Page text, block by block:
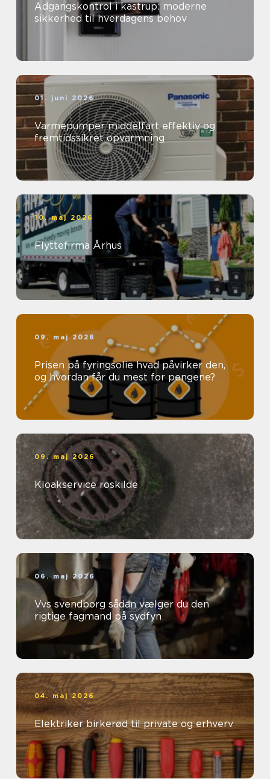
Adgangskontrol i kastrup: moderne
sikkerhed til hverdagens behov
01. juni 2026
Varmepumper middelfart effektiv og
fremtidssikret opvarmning
10. maj 2026
Flyttefirma Århus
09. maj 2026
Prisen på fyringsolie hvad påvirker den,
og hvordan får du mest for pengene?
09. maj 2026
Kloakservice roskilde
06. maj 2026
Vvs svendborg sådan vælger du den
rigtige fagmand på sydfyn
04. maj 2026
Elektriker birkerød til private og erhverv